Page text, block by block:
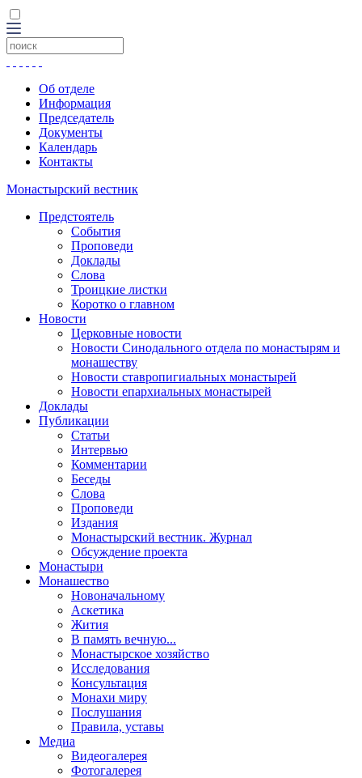
Об отделе
Информация
Председатель
Документы
Календарь
Контакты
Монастырский вестник
Предстоятель
События
Проповеди
Доклады
Слова
Троицкие листки
Коротко о главном
Новости
Церковные новости
Новости Синодального отдела по монастырям и
монашеству
Новости ставропигиальных монастырей
Новости епархиальных монастырей
Доклады
Публикации
Статьи
Интервью
Комментарии
Беседы
Слова
Проповеди
Издания
Монастырский вестник. Журнал
Обсуждение проекта
Монастыри
Монашество
Новоначальному
Аскетика
Жития
В память вечную...
Монастырское хозяйство
Исследования
Консультация
Монахи миру
Послушания
Правила, уставы
Медиа
Видеогалерея
Фотогалерея